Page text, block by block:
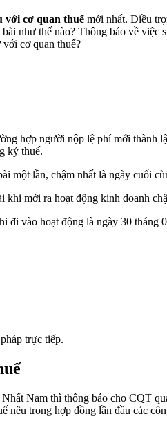
với cơ quan thuếmới nhất. Điều
như thế nào? Thông báo về
cơ quan thuế?
hợp người nộp lệ phí mới
ký thuế.
một lần, chậm nhất là ngày cuối
khi mới ra hoạt động kinh doanh
đi vào hoạt động là ngày 30 tháng
trực tiếp.
Nam thì thông báo cho CQT
nêu trong hợp đồng lần đầu các